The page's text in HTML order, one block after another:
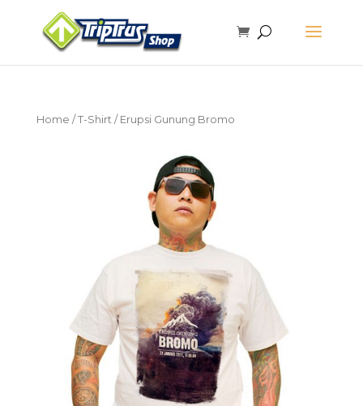
Home / T-Shirt/ Erupsi Gunung Bromo